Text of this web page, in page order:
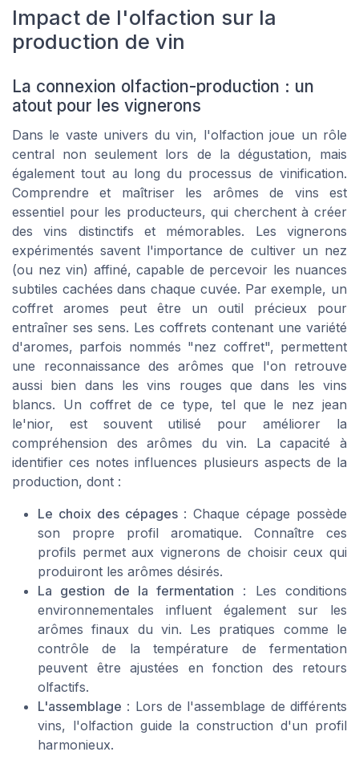
Impact de l'olfaction sur la
production de vin
La connexion olfaction-production : un
atout pour les vignerons
Dans le vaste univers du vin, l'olfaction joue un rôle
central non seulement lors de la dégustation, mais
également tout au long du processus de vinification.
Comprendre et maîtriser les arômes de vins est
essentiel pour les producteurs, qui cherchent à créer
des vins distinctifs et mémorables. Les vignerons
expérimentés savent l'importance de cultiver un nez
(ou nez vin) affiné, capable de percevoir les nuances
subtiles cachées dans chaque cuvée. Par exemple, un
coffret aromes peut être un outil précieux pour
entraîner ses sens. Les coffrets contenant une variété
d'aromes, parfois nommés "nez coffret", permettent
une reconnaissance des arômes que l'on retrouve
aussi bien dans les vins rouges que dans les vins
blancs. Un coffret de ce type, tel que le nez jean
le'nior, est souvent utilisé pour améliorer la
compréhension des arômes du vin. La capacité à
identifier ces notes influences plusieurs aspects de la
production, dont :
Le choix des cépages: Chaque cépage possède
son propre profil aromatique. Connaître ces
profils permet aux vignerons de choisir ceux qui
produiront les arômes désirés.
La gestion de la fermentation : Les conditions
environnementales influent également sur les
arômes finaux du vin. Les pratiques comme le
contrôle de la température de fermentation
peuvent être ajustées en fonction des retours
olfactifs.
L'assemblage : Lors de l'assemblage de différents
vins, l'olfaction guide la construction d'un profil
harmonieux.